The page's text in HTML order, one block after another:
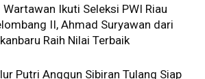
Wartawan Ikuti Seleksi PWI Riau
II, Ahmad Suryawan dari
Raih Nilai Terbaik
Putri Anggun Sibiran Tulang Siap